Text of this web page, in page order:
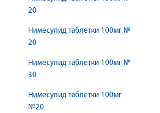
20
Нимесулид таблетки 100мг №
20
Нимесулид таблетки 100мг №
30
Нимесулид таблетки 100мг
№20